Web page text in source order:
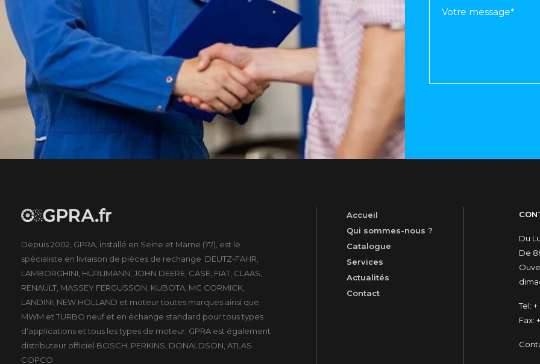
Depuis 2002, GPRA, installé en Seine et Marne (77), est le
spécialiste en livraison de pièces de rechange DEUTZ-FAHR,
LAMBORGHINI, HÜRLIMANN, JOHN DEERE, CASE, FIAT, CLAAS,
RENAULT, MASSEY FERGUSSON, KUBOTA, MC CORMICK,
LANDINI, NEW HOLLAND et moteur toutes marques ainsi que
MWM et TURBO neuf et en échange standard pour tous types
d'applications et tous les types de moteur. GPRA est également
distributeur officiel BOSCH, PERKINS, DONALDSON, ATLAS
COPCO
Accueil
Qui sommes-nous ?
Catalogue
Services
Actualités
Contact
Du
De
Tel: +
Fax: